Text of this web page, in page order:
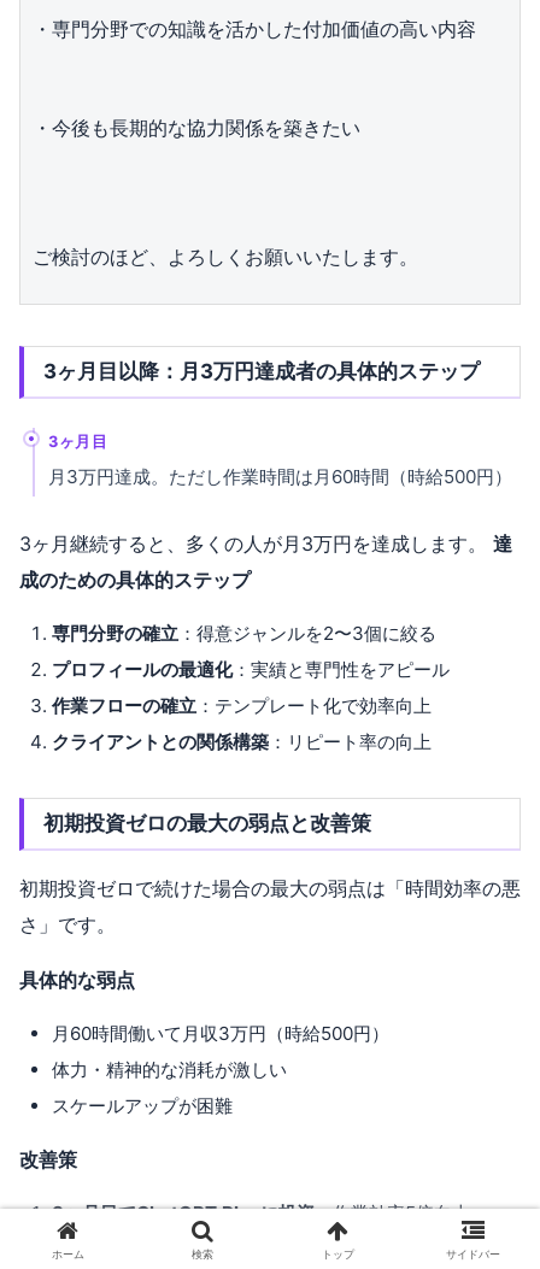
・専門分野での知識を活かした付加価値の高い内容
・今後も長期的な協力関係を築きたい
ご検討のほど、よろしくお願いいたします。
3ヶ月目以降：月3万円達成者の具体的ステップ
3ヶ月目
月3万円達成。ただし作業時間は月60時間（時給500円）
3ヶ月継続すると、多くの人が月3万円を達成します。 達
成のための具体的ステップ
専門分野の確立 ：得意ジャンルを2〜3個に絞る
プロフィールの最適化：実績と専門性をアピール
作業フローの確立 ：テンプレート化で効率向上
クライアントとの関係構築 ：リピート率の向上
初期投資ゼロの最大の弱点と改善策
初期投資ゼロで続けた場合の最大の弱点は「時間効率の悪
さ」です。
具体的な弱点
月60時間働いて月収3万円（時給500円）
体力・精神的な消耗が激しい
スケールアップが困難
改善策
3ヶ月目でChatGPT Plusに投資：作業効率5倍向上
専門特化
：建設業界など得意分野に特化
ホーム 検索 トップ サイドバー